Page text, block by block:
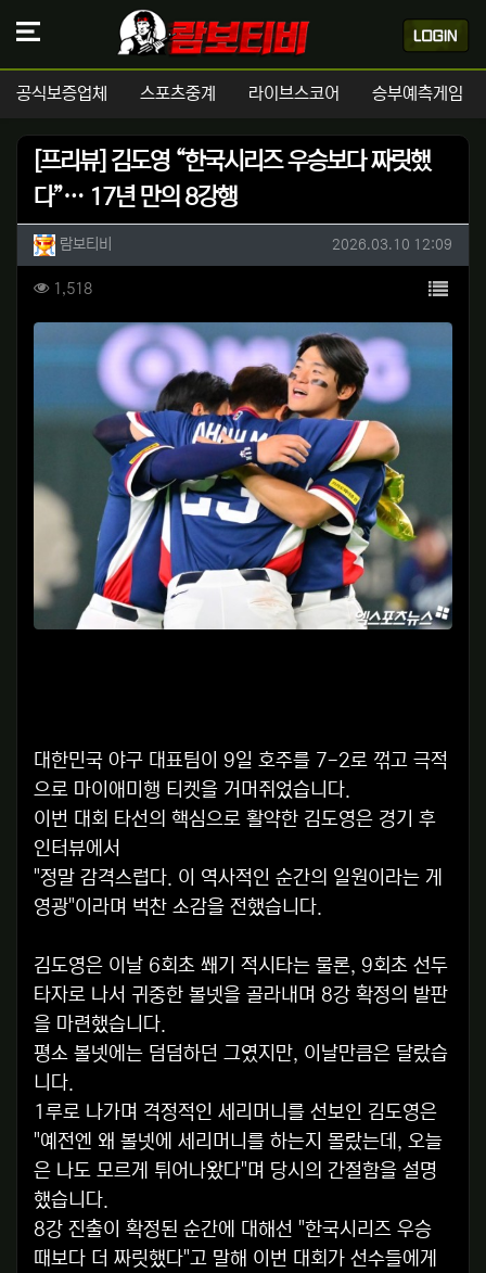
공식보증업체 스포츠중계 라이브스코어 승부예측게임
[프리뷰] 김도영 “한국시리즈 우승보다 짜릿했
다”… 17년 만의 8강행
작성자 정보
람보티비 작성일
2026.03.10 12:09
컨텐츠 정보
1,518조회 목록
본문
대한민국 야구 대표팀이 9일 호주를 7-2로 꺾고 극적
으로 마이애미행 티켓을 거머쥐었습니다.
이번 대회 타선의 핵심으로 활약한 김도영은 경기 후
인터뷰에서
"정말 감격스럽다. 이 역사적인 순간의 일원이라는 게
영광"이라며 벅찬 소감을 전했습니다.
김도영은 이날 6회초 쐐기 적시타는 물론, 9회초 선두
타자로 나서 귀중한 볼넷을 골라내며 8강 확정의 발판
을 마련했습니다.
평소 볼넷에는 덤덤하던 그였지만, 이날만큼은 달랐습
니다.
1루로 나가며 격정적인 세리머니를 선보인 김도영은
"예전엔 왜 볼넷에 세리머니를 하는지 몰랐는데, 오늘
은 나도 모르게 튀어나왔다"며 당시의 간절함을 설명
했습니다.
8강 진출이 확정된 순간에 대해선 "한국시리즈 우승
때보다 더 짜릿했다"고 말해 이번 대회가 선수들에게